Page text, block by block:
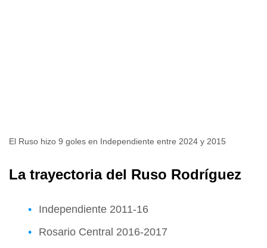
El Ruso hizo 9 goles en Independiente entre 2024 y 2015
La trayectoria del Ruso Rodríguez
Independiente 2011-16
Rosario Central 2016-2017